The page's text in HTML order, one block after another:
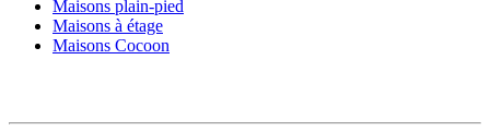
Maisons plain-pied
Maisons à étage
Maisons Cocoon